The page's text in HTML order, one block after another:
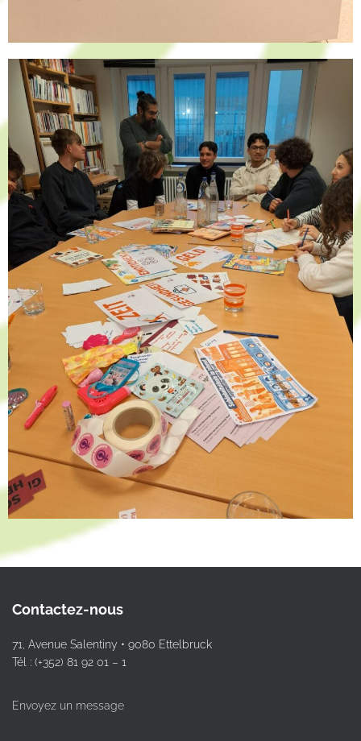
Contactez-nous
71, Avenue Salentiny • 9080 Ettelbruck
Tél : (+352) 81 92 01 – 1
Envoyez un message